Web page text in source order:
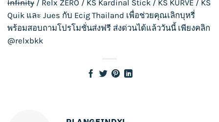
Infinity / Relx ZERO / KS Kardinal Stick / KS KURVE / KS
Quik และ Jues กับ Ecig Thailand เพื่อช่วยคุณเลิกบุหรี่
พร้อมสอบถามโปรโมชั่นส่งฟรี ส่งด่วนได้แล้ววันนี้ เพียงคลิก
@relxbkk